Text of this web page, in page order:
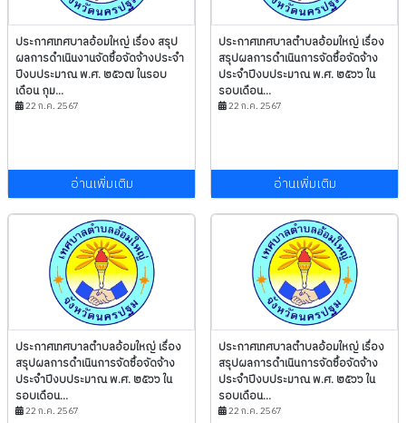
ประกาศเทศบาลอ้อมใหญ่ เรื่อง สรุป
ผลการดำเนินงานจัดซื้อจัดจ้างประจำ
ปีงบประมาณ พ.ศ. ๒๕๖๗ ในรอบ
เดือน กุม...
22 ก.ค. 2567
อ่านเพิ่มเติม
ประกาศเทศบาลตำบลอ้อมใหญ่ เรื่อง
สรุปผลการดำเนินการจัดซื้อจัดจ้าง
ประจำปีงบประมาณ พ.ศ. ๒๕๖๖ ใน
รอบเดือน...
22 ก.ค. 2567
อ่านเพิ่มเติม
ประกาศเทศบาลตำบลอ้อมใหญ่ เรื่อง
สรุปผลการดำเนินการจัดซื้อจัดจ้าง
ประจำปีงบประมาณ พ.ศ. ๒๕๖๖ ใน
รอบเดือน...
22 ก.ค. 2567
ประกาศเทศบาลตำบลอ้อมใหญ่ เรื่อง
สรุปผลการดำเนินการจัดซื้อจัดจ้าง
ประจำปีงบประมาณ พ.ศ. ๒๕๖๖ ใน
รอบเดือน...
22 ก.ค. 2567